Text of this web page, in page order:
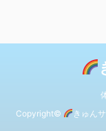
Copyright©
きゅん